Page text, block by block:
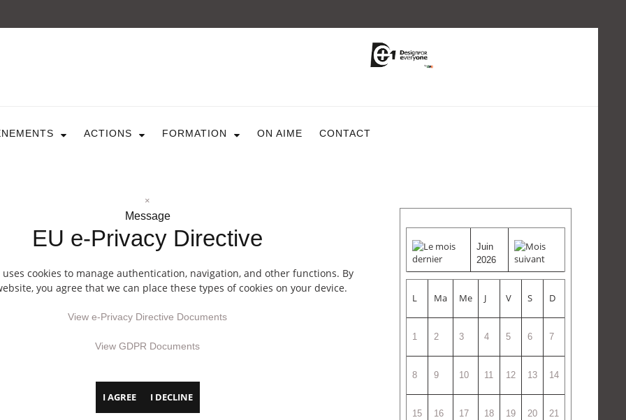
EVÈNEMENTS
Design For Everyone
Publications
FORMATION
Programmées
A La Demande
ON AIME
ACTIONS FORMATION ON AIME CONTACT
×
Message
EU e-Privacy Directive
cookies to manage authentication, navigation, and other functions. By
you agree that we can place these types of cookies on your device.
View e-Privacy Directive Documents
View GDPR Documents
I AGREE I DECLINE
Juin
2026
L Ma Me J V S D
1 2 3 4 5 6 7
8 9 10 11 12 13 14
15 16 17 18 19 20 21